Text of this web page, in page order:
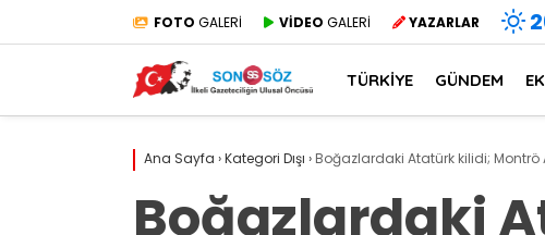
FOTO GALERİ VİDEO GALERİ YAZARLAR
TÜRKİYE GÜNDEM
Ana Sayfa ›Kategori Dışı › Boğazlardaki Atatürk kilidi; Montrö
Boğazlardaki